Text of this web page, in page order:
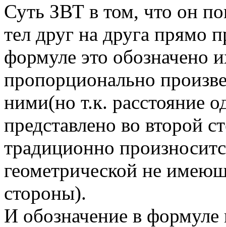
Суть ЗВТ в том, что он
тел друг на друга прямо
формуле это обозначено
пропорционально
ними(но т.к. расстояние
представлено во второй
традиционно
геометрической не
стороны).
И обозначение в формуле